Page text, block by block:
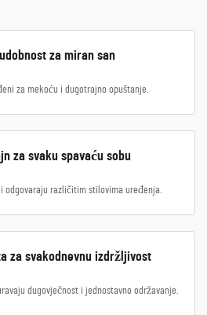
za miran san
za mekoću i dugotrajno opuštanje.
za svaku spavaću sobu
odgovaraju različitim stilovima uređenja.
za svakodnevnu izdržljivost
dugovječnost i jednostavno održavanje.